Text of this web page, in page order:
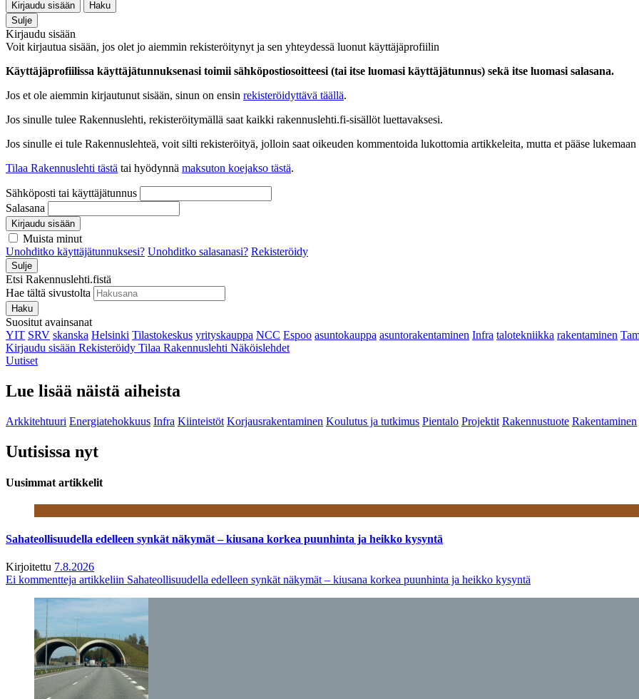
Kirjaudu sisään
Haku
Sulje
Kirjaudu sisään
Voit kirjautua sisään, jos olet jo aiemmin rekisteröitynyt ja sen yhteydessä luonut käyttäjäprofiilin
Käyttäjäprofiilissa käyttäjätunnuksenasi toimii sähköpostiosoitteesi (tai itse luomasi käyttäjätunnus) sekä itse luomasi salasana.
Jos et ole aiemmin kirjautunut sisään, sinun on ensin rekisteröidyttävä täällä.
Jos sinulle tulee Rakennuslehti, rekisteröitymällä saat kaikki rakennuslehti.fi-sisällöt luettavaksesi.
Jos sinulle ei tule Rakennuslehteä, voit silti rekisteröityä, jolloin saat oikeuden kommentoida lukottomia artikkeleita, mutta et pääse
Tilaa Rakennuslehti tästä tai hyödynnä maksuton koejakso tästä.
Sähköposti tai käyttäjätunnus
Salasana
Kirjaudu sisään
Muista minut
Unohditko käyttäjätunnuksesi? Unohditko salasanasi? Rekisteröidy
Sulje
Etsi Rakennuslehti.fistä
Hae tältä sivustolta
Haku
Suositut avainsanat
YIT SRV skanska Helsinki Tilastokeskus yrityskauppa NCC Espoo asuntokauppa asuntorakentaminen Infra talotekniikka rakentaminen
Kirjaudu sisään Rekisteröidy Tilaa Rakennuslehti Näköislehdet
Uutiset
Lue lisää näistä aiheista
Arkkitehtuuri Energiatehokkuus Infra Kiinteistöt Korjausrakentaminen Koulutus ja tutkimus Pientalo Projektit Rakennustuote Rakentaminen
Uutisissa nyt
Uusimmat artikkelit
Sahateollisuudella edelleen synkät näkymät – kiusana korkea puunhinta ja heikko kysyntä
Kirjoitettu 7.8.2026
Ei kommentteja artikkeliin Sahateollisuudella edelleen synkät näkymät – kiusana korkea puunhinta ja heikko kysyntä